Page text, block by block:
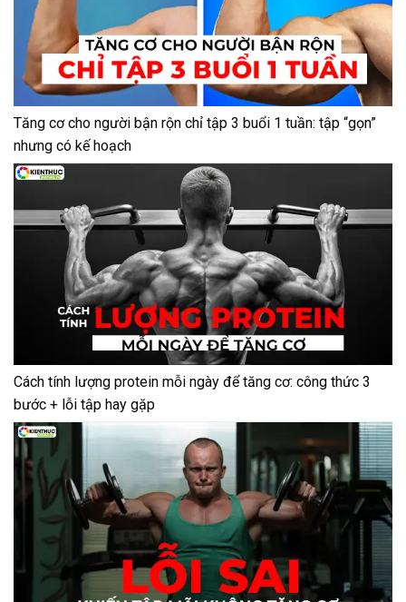
Tăng cơ cho người bận rộn chỉ tập 3 buổi 1 tuần: tập “gọn”
nhưng có kế hoạch
Cách tính lượng protein mỗi ngày để tăng cơ: công thức 3
bước + lỗi tập hay gặp